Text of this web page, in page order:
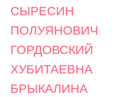
СЫРЕСИН
ПОЛУЯНОВИЧ
ГОРДОВСКИЙ
ХУБИТАЕВНА
БРЫКАЛИНА